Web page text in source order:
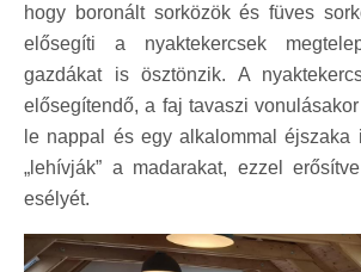
hogy boronált sorközök és füves
elősegíti a nyaktekercsek
gazdákat is ösztönzik. A
elősegítendő, a faj tavaszi
le nappal és egy alkalommal éjszaka
„lehívják” a madarakat, ezzel
esélyét.